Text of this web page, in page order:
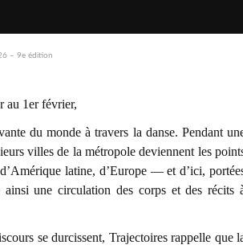
au 1er février,
du monde à travers la danse. Pendant
villes de la métropole deviennent les
latine, d’Europe — et d’ici,
une circulation des corps et des récits
se durcissent, Trajectoires rappelle que